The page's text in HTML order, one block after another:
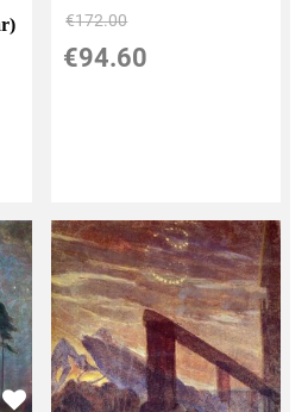
€172.00
€94.60